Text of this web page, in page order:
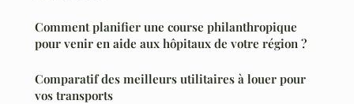
Comment planifier une course philanthropique
pour venir en aide aux hôpitaux de votre région ?
Comparatif des meilleurs utilitaires à louer pour
vos transports